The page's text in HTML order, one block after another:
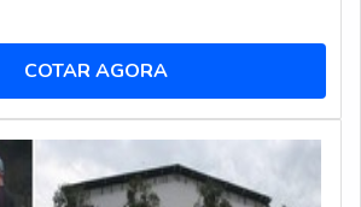
COTAR AGORA